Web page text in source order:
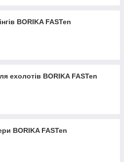
BORIKA FASTen
ехолотів BORIKA FASTen
BORIKA FASTen